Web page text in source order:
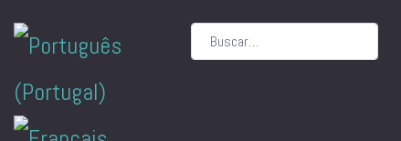
Seleccione su idioma Buscar